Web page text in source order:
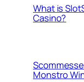
What is
Casino?
Monstro